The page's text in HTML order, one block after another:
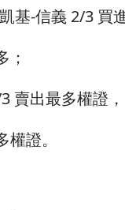
基-信義 2/3 買
；
賣出最多權證，
證。